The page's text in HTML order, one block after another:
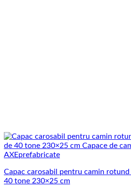
Capac carosabil pentru camin
40 tone 230×25 cm